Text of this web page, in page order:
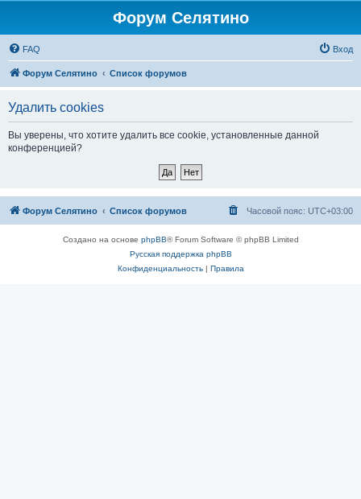
Форум Селятино
FAQ Вход
Форум Селятино Список форумов
Удалить cookies
Вы уверены, что хотите удалить все cookie, установленные данной
конференцией?
Форум Селятино Список форумов Часовой пояс: UTC+03:00
Создано на основе phpBB® Forum Software © phpBB Limited
Русская поддержка phpBB
Конфиденциальность| Правила